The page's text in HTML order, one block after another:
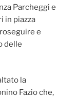
Parcheggi e
in piazza
e
delle
la
Fazio che,